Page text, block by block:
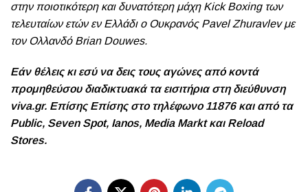
στην ποιοτικότερη και δυνατότερη μάχη Kick Boxing των
τελευταίων ετών εν Ελλάδι ο Ουκρανός Pavel Zhuravlev με
τον Ολλανδό Brian Douwes.
Εάν θέλεις κι εσύ να δεις τους αγώνες από κοντά
προμηθεύσου διαδικτυακά τα εισιτήρια στη διεύθυνση
viva.gr. Επίσης Eπίσης στο τηλέφωνο 11876 και από τα
Public, Seven Spot, Ianos, Media Markt και Reload
Stores.